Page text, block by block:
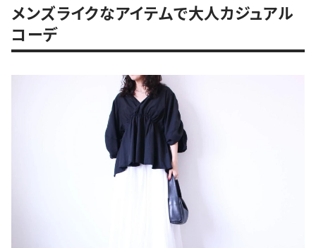
メンズライクなアイテムで大人カジュアル
コーデ